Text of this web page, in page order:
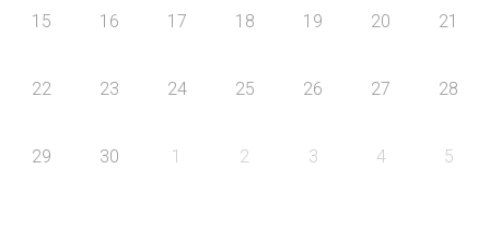
15 16 17 18 19 20 21
22 23 24 25 26 27 28
29 30 1 2 3 4 5